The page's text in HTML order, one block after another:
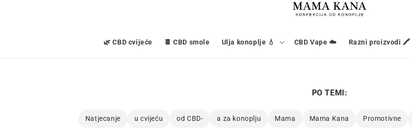
🌿 CBD cvijeće 🍫 CBD smole Ulja konoplje 💧 CBD Vape ☁️ Razni proizvodi 🖍️
PO TEMI:
Natjecanje u cvijeću od CBD- a za konoplju Mama Mama Kana Promotivne